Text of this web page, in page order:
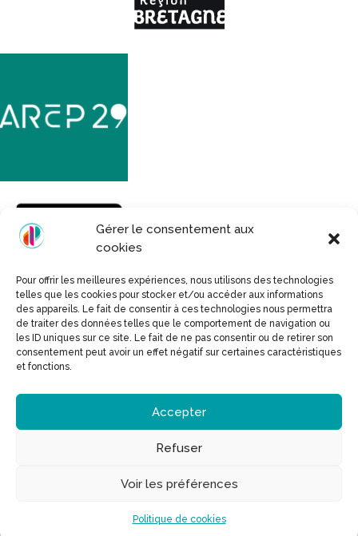
Gérer le consentement aux
cookies
Pour offrir les meilleures expériences, nous utilisons des technologies
telles que les cookies pour stocker et/ou accéder aux informations
des appareils. Le fait de consentir à ces technologies nous permettra
de traiter des données telles que le comportement de navigation ou
les ID uniques sur ce site. Le fait de ne pas consentir ou de retirer son
consentement peut avoir un effet négatif sur certaines caractéristiques
et fonctions.
Accepter
Refuser
Voir les préférences
Politique de cookies
Mentions légales
Espace Presse